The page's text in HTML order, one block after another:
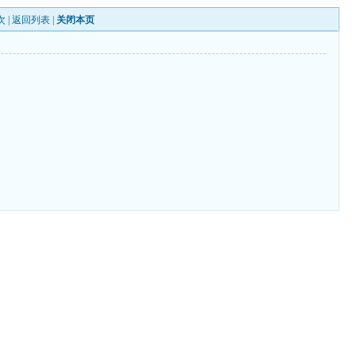
|返回列表 关闭本页